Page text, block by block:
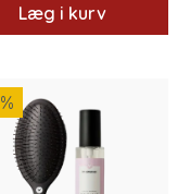
Læg i kurv
%